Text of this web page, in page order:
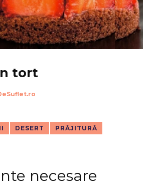
tort
DESERT PRĂJITURĂ
necesare